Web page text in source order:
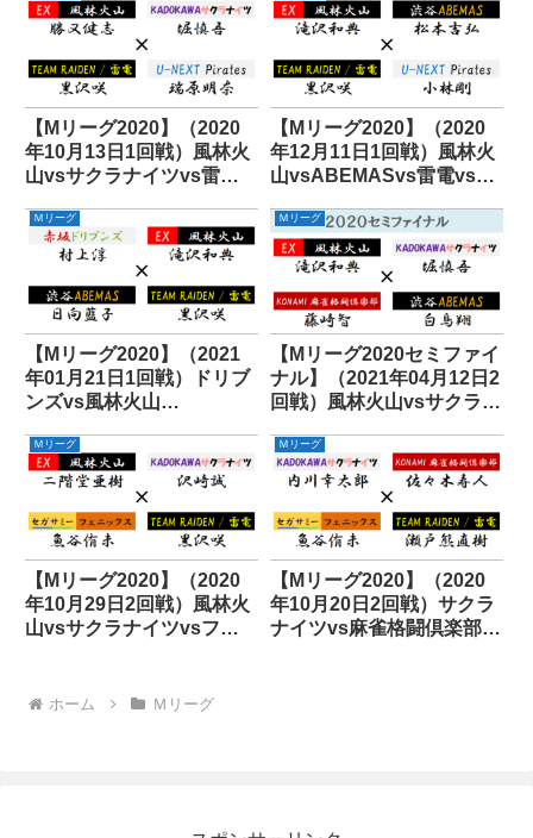
【Mリーグ2020】（2020
年10月13日1回戦）風林火
山vsサクラナイツvs雷電
【Mリーグ2020】（2020
年12月11日1回戦）風林火
山vsABEMASvs雷電vsパ
Ｍリーグ
【Mリーグ2020】（2021
年01月21日1回戦）ドリブ
ンズvs風林火山
Ｍリーグ
【Mリーグ2020セミファイ
ナル】（2021年04月12日2
回戦）風林火山vsサクラナ
vsABEMAS
Ｍリーグ
【Mリーグ2020】（2020
年10月29日2回戦）風林火
山vsサクラナイツvsフェ
Ｍリーグ
【Mリーグ2020】（2020
年10月20日2回戦）サクラ
ナイツvs麻雀格闘倶楽部
ホーム Ｍリーグ